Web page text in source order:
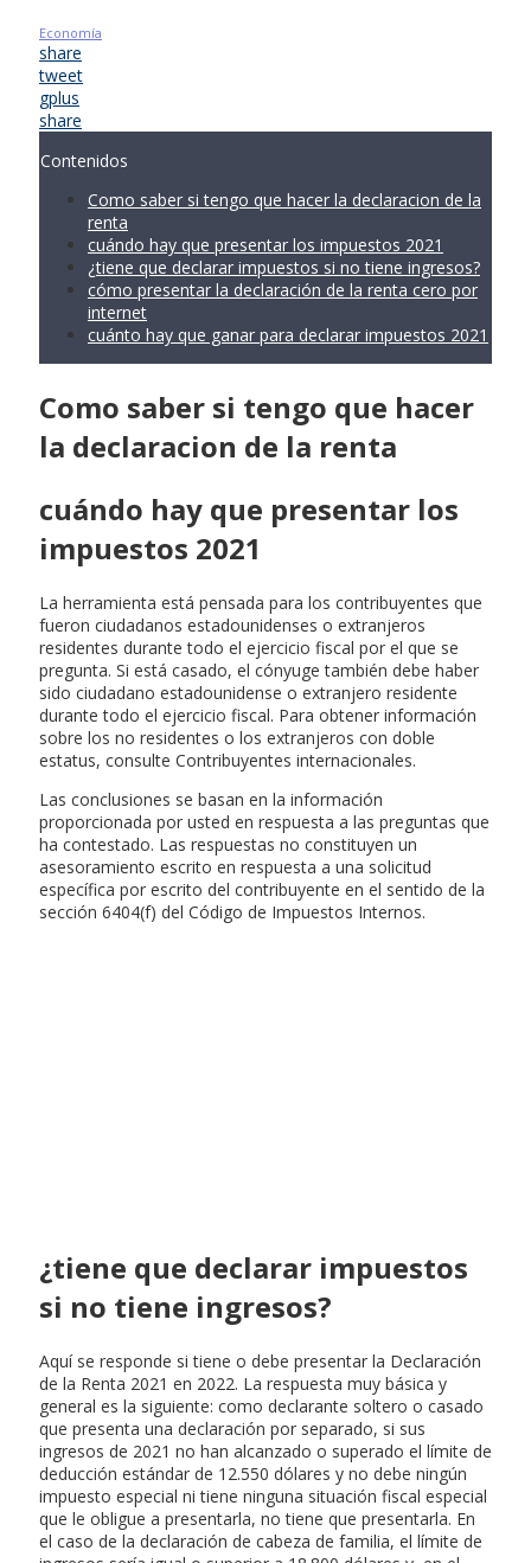
Economía
share
tweet
gplus
share
Contenidos
Como saber si tengo que hacer la declaracion de la
renta
cuándo hay que presentar los impuestos 2021
¿tiene que declarar impuestos si no tiene ingresos?
cómo presentar la declaración de la renta cero por
internet
cuánto hay que ganar para declarar impuestos 2021
Como saber si tengo que hacer
la declaracion de la renta
cuándo hay que presentar los
impuestos 2021
La herramienta está pensada para los contribuyentes que
fueron ciudadanos estadounidenses o extranjeros
residentes durante todo el ejercicio fiscal por el que se
pregunta. Si está casado, el cónyuge también debe haber
sido ciudadano estadounidense o extranjero residente
durante todo el ejercicio fiscal. Para obtener información
sobre los no residentes o los extranjeros con doble
estatus, consulte Contribuyentes internacionales.
Las conclusiones se basan en la información
proporcionada por usted en respuesta a las preguntas que
ha contestado. Las respuestas no constituyen un
asesoramiento escrito en respuesta a una solicitud
específica por escrito del contribuyente en el sentido de la
sección 6404(f) del Código de Impuestos Internos.
¿tiene que declarar impuestos
si no tiene ingresos?
Aquí se responde si tiene o debe presentar la Declaración
de la Renta 2021 en 2022. La respuesta muy básica y
general es la siguiente: como declarante soltero o casado
que presenta una declaración por separado, si sus
ingresos de 2021 no han alcanzado o superado el límite de
deducción estándar de 12.550 dólares y no debe ningún
impuesto especial ni tiene ninguna situación fiscal especial
que le obligue a presentarla, no tiene que presentarla. En
el caso de la declaración de cabeza de familia, el límite de